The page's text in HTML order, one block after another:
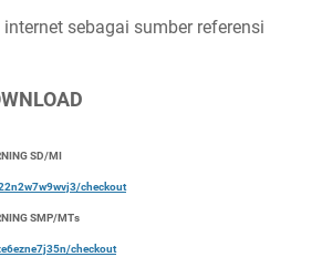
internet sebagai sumber referensi
SD/MI
checkout
SMP/MTs
checkout